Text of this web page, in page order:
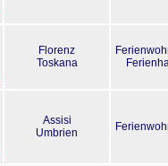
Florenz
Toskana
Assisi
Umbrien